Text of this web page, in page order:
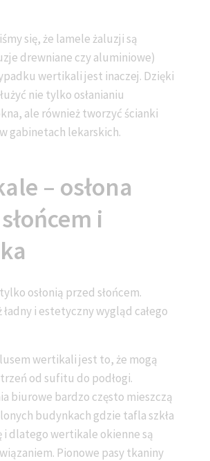
się, że lamele żaluzji są
drewniane czy aluminiowe)
wertikali jest inaczej. Dzięki
nie tylko osłanianiu
ale również tworzyć ścianki
gabinetach lekarskich.
– osłona
i
osłonią przed słońcem.
i estetyczny wygląd całego
wertikali jest to, że mogą
od sufitu do podłogi.
biurowe bardzo często mieszczą
budynkach gdzie tafla szkła
i dlatego wertikale okienne są
Pionowe pasy tkaniny